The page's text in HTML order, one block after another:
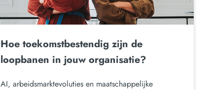
Hoe toekomstbestendig zijn de
loopbanen in jouw organisatie?
AI, arbeidsmarktevoluties en maatschappelijke